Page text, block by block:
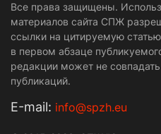
Все права защищены.
материалов сайта СПЖ
ссылки на цитируемую
в первом абзаце
редакции может не
публикаций.
Е-mail: info@spzh.eu